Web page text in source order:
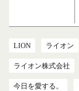
LION ライオン
ライオン株式会社
今日を愛する。